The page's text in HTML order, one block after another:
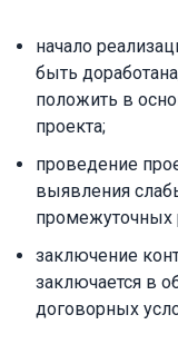
начало
быть
положить в
проекта;
проведение
выявления
промежуточных
заключение
заключается в
договорных